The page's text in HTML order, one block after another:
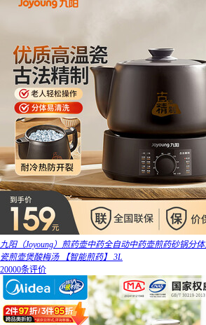
九阳（Joyoung）煎药壶中药全自动中药壶煎药砂锅分
瓷煎壶煲酸梅汤 【智能煎药】 3L
20000条评价